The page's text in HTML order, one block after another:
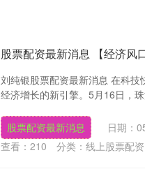
股票配资最新消息 【经济风
刘纯银股票配资最新消息 在科
经济增长的新引擎。5月16日，
股票配资最新消息 日期：
查看： 210 分类： 线上股票配资